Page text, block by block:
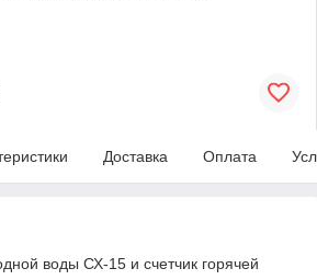
Доставка Оплата
воды СХ-15 и счетчик горячей